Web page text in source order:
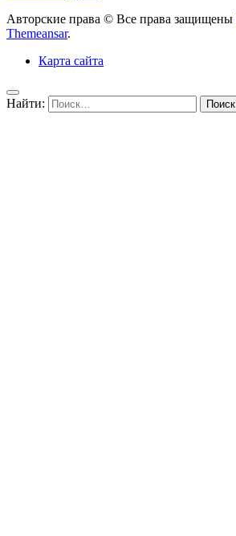
Авторские права © Все права защищены
Themeansar.
Карта сайта
Найти: